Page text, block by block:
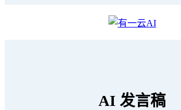
AI 发言稿